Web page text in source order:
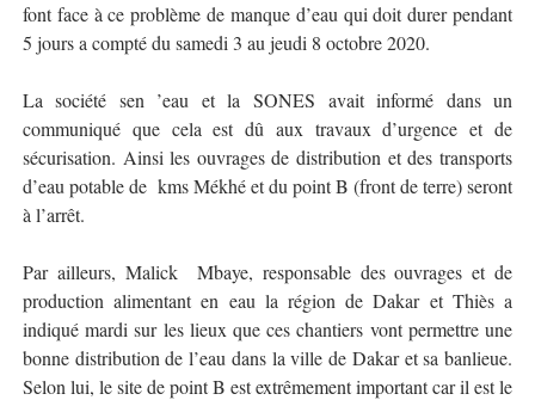
font face à ce problème de manque d’eau qui doit durer pendant
5 jours a compté du samedi 3 au jeudi 8 octobre 2020.
La société sen ’eau et la SONES avait informé dans un
communiqué que cela est dû aux travaux d’urgence et de
sécurisation. Ainsi les ouvrages de distribution et des transports
d’eau potable de kms Mékhé et du point B (front de terre) seront
à l’arrêt.
Par ailleurs, Malick
Mbaye, responsable des ouvrages et de
production alimentant en eau la région de Dakar et Thiès a
indiqué mardi sur les lieux que ces chantiers vont permettre une
bonne distribution de l’eau dans la ville de Dakar et sa banlieue.
Selon lui, le site de point B est extrêmement important car il est le